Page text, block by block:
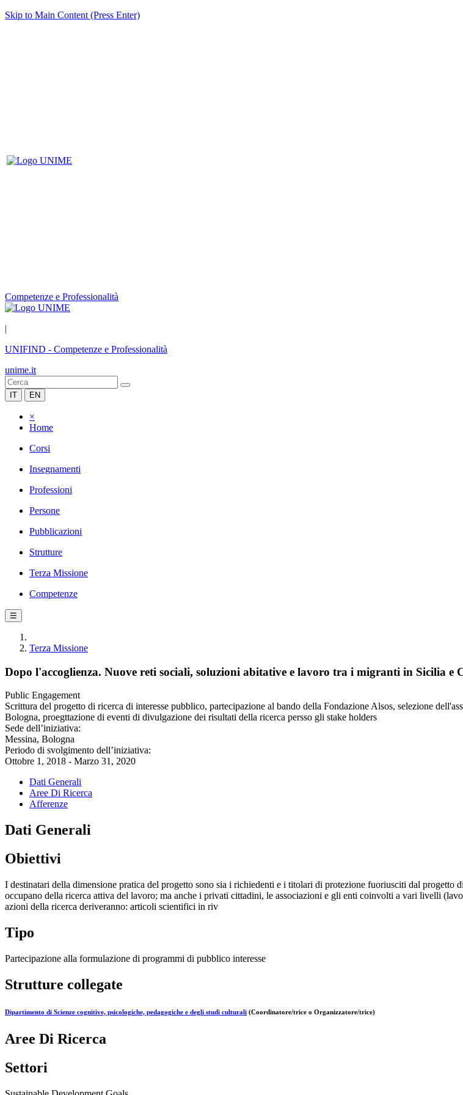
Skip to Main Content (Press Enter)
Competenze e Professionalità
|
UNIFIND - Competenze e Professionalità
unime.it
IT EN
×
Home
Corsi
Insegnamenti
Professioni
Persone
Pubblicazioni
Strutture
Terza Missione
Competenze
☰
Terza Missione
Dopo l'accoglienza. Nuove reti sociali, soluzioni abitative e lavoro tra i migranti in Sicilia e
Public Engagement
Scrittura del progetto di ricerca di interesse pubblico, partecipazione al bando della Fondazione Alsos, selezione
Bologna, proegttazione di eventi di divulgazione dei risultati della ricerca persso gli stake holders
Sede dell’iniziativa:
Messina, Bologna
Periodo di svolgimento dell’iniziativa:
Ottobre 1, 2018 - Marzo 31, 2020
Dati Generali
Aree Di Ricerca
Afferenze
Dati Generali
Obiettivi
I destinatari della dimensione pratica del progetto sono sia i richiedenti e i titolari di protezione fuoriusciti dal
occupano della ricerca attiva del lavoro; ma anche i privati cittadini, le associazioni e gli enti coinvolti a vari livelli
azioni della ricerca deriveranno: articoli scientifici in riv
Tipo
Partecipazione alla formulazione di programmi di pubblico interesse
Strutture collegate
Dipartimento di Scienze cognitive, psicologiche, pedagogiche e degli studi culturali (Coordinatore/trice o Organizzatore/trice)
Aree Di Ricerca
Settori